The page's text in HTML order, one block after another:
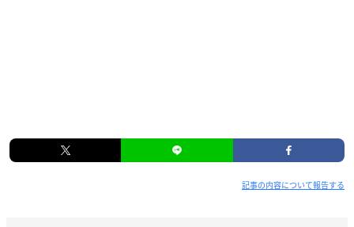
記事の内容について報告する